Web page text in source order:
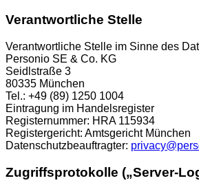
Verantwortliche Stelle
Verantwortliche Stelle im Sinne des
Personio SE & Co. KG
Seidlstraße 3
80335 München
Tel.: +49 (89) 1250 1004
Eintragung im Handelsregister
Registernummer: HRA 115934
Registergericht: Amtsgericht München
Datenschutzbeauftragter:
Zugriffsprotokolle („Server-